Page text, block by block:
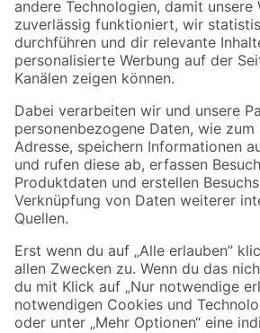
Zur Newsletter Anmeldung
Folge uns
Zahlungsarten
Sicher einkaufen
Jetzt die toom-App herunterladen